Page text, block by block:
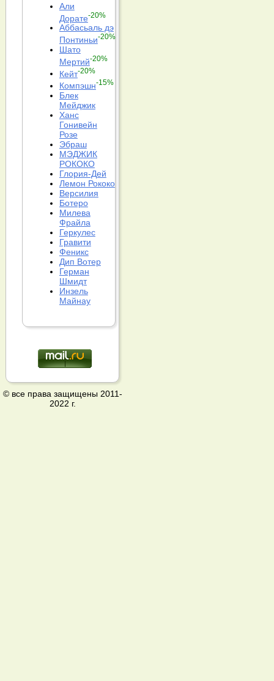
Али
Дорате-20%
Аббасьаль дэ
Понтиньи-20%
Шато
Мертий-20%
Кейт-20%
Компэшн-15%
Блек
Мейджик
Ханс
Гонивейн
Розе
Эбраш
МЭДЖИК
РОКОКО
Глория-Дей
Лемон Рококо
Версилия
Ботеро
Милева
Фрайла
Геркулес
Гравити
Феникс
Дип Вотер
Герман
Шмидт
Инзель
Майнау
© все права защищены 2011-
2022 г.